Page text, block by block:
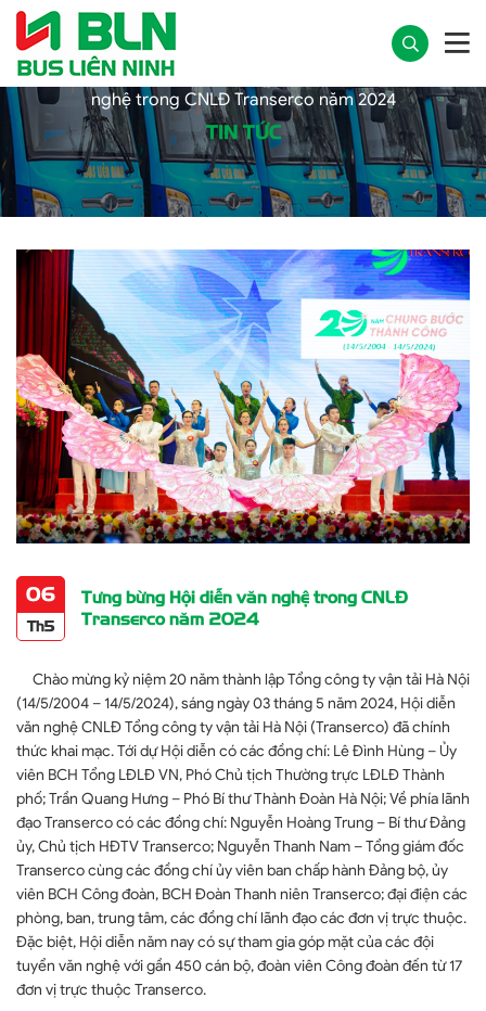
TIN TỨC
Trang chủ Tin công ty
nghệ trong CNLĐ Transerco năm 2024
06
Th5
Tưng bừng Hội diễn văn nghệ trong CNLĐ
Transerco năm 2024
Chào mừng kỷ niệm 20 năm thành lập Tổng công ty vận tải Hà Nội
(14/5/2004 – 14/5/2024), sáng ngày 03 tháng 5 năm 2024, Hội diễn
văn nghệ CNLĐ Tổng công ty vận tải Hà Nội (Transerco) đã chính
thức khai mạc. Tới dự Hội diễn có các đồng chí: Lê Đình Hùng – Ủy
viên BCH Tổng LĐLĐ VN, Phó Chủ tịch Thường trực LĐLĐ Thành
phố; Trần Quang Hưng – Phó Bí thư Thành Đoàn Hà Nội; Về phía lãnh
đạo Transerco có các đồng chí: Nguyễn Hoàng Trung – Bí thư Đảng
ủy, Chủ tịch HĐTV Transerco; Nguyễn Thanh Nam – Tổng giám đốc
Transerco cùng các đồng chí ủy viên ban chấp hành Đảng bộ, ủy
viên BCH Công đoàn, BCH Đoàn Thanh niên Transerco; đại điện các
phòng, ban, trung tâm, các đồng chí lãnh đạo các đơn vị trực thuộc.
Đặc biệt, Hội diễn năm nay có sự tham gia góp mặt của các đội
tuyển văn nghệ với gần 450 cán bộ, đoàn viên Công đoàn đến từ 17
đơn vị trực thuộc Transerco.